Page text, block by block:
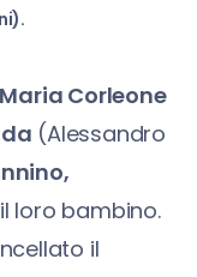
Maria Corleone
(Alessandro
loro bambino.
il